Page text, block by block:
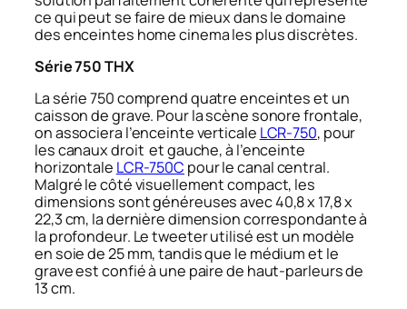
ce qui peut se faire de mieux dans le domaine
des enceintes home cinema les plus discrètes.
Série 750 THX
La série 750 comprend quatre enceintes et un
caisson de grave. Pour la scène sonore frontale,
on associera l’enceinte verticale LCR-750, pour
les canaux droit et gauche, à l’enceinte
horizontale LCR-750C pour le canal central.
Malgré le côté visuellement compact, les
dimensions sont généreuses avec 40,8 x 17,8 x
22,3 cm, la dernière dimension correspondante à
la profondeur. Le tweeter utilisé est un modèle
en soie de 25 mm, tandis que le médium et le
grave est confié à une paire de haut-parleurs de
13 cm.